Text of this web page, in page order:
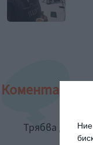
Коментари
Трябва да